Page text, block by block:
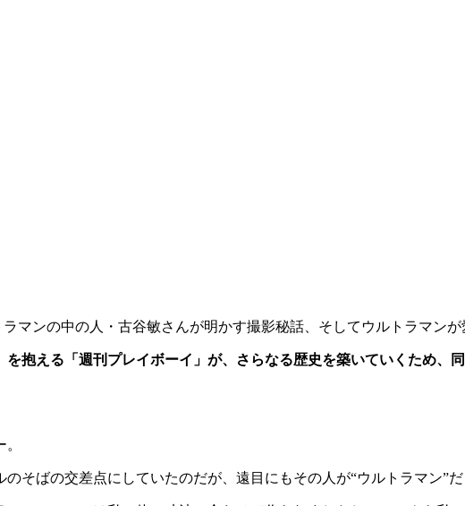
マンの中の人・古谷敏さんが明かす撮影秘話、そしてウルトラマン
を抱える「週刊プレイボーイ」が、さらなる歴史を築いていくため、
そばの交差点にしていたのだが、遠目にもその人が“ウルトラマン”